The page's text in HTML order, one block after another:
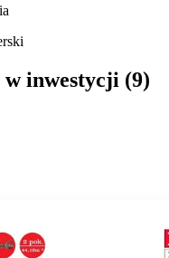
inwestycji (9)